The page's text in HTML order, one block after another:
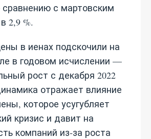
сравнению с мартовским
2,9 %.
в иенах подскочили на
в годовом исчислении —
рост с декабря 2022
отражает влияние
которое усугубляет
кризис и давит на
компаний из‑за роста